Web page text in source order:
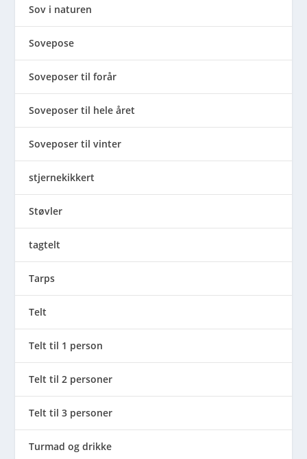
Sov i naturen
Sovepose
Soveposer til forår
Soveposer til hele året
Soveposer til vinter
stjernekikkert
Støvler
tagtelt
Tarps
Telt
Telt til 1 person
Telt til 2 personer
Telt til 3 personer
Turmad og drikke